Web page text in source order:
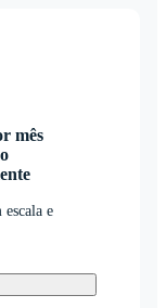
mês
e